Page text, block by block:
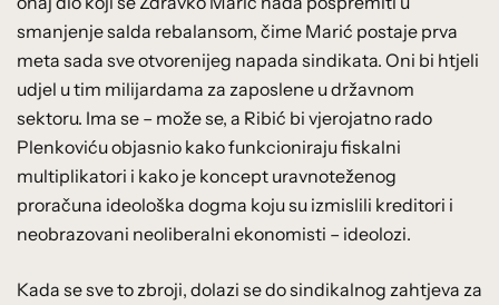
smanjenje salda rebalansom, čime Marić postaje prva
meta sada sve otvorenijeg napada sindikata. Oni bi htjeli
udjel u tim milijardama za zaposlene u državnom
sektoru. Ima se – može se, a Ribić bi vjerojatno rado
Plenkoviću objasnio kako funkcioniraju fiskalni
multiplikatori i kako je koncept uravnoteženog
proračuna ideološka dogma koju su izmislili kreditori i
neobrazovani neoliberalni ekonomisti – ideolozi.
Kada se sve to zbroji, dolazi se do sindikalnog zahtjeva za